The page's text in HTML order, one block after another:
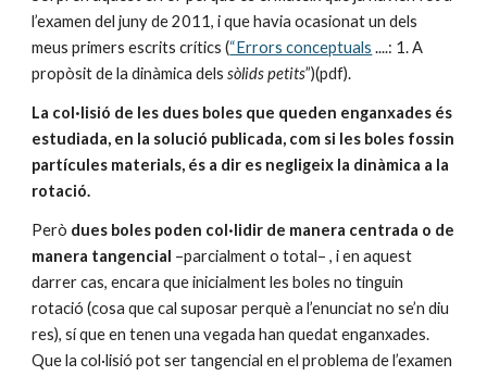
l’examen del juny de 2011, i que havia ocasionat un dels
meus primers escrits crítics (“Errors conceptuals ....: 1. A
propòsit de la dinàmica dels sòlids petits”)(pdf).
La col·lisió de les dues boles que queden enganxades és
estudiada, en la solució publicada, com si les boles fossin
partícules materials, és a dir es negligeix la dinàmica a la
rotació.
Però dues boles poden col·lidir de manera centrada o de
manera tangencial –parcialment o total– , i en aquest
darrer cas, encara que inicialment les boles no tinguin
rotació (cosa que cal suposar perquè a l’enunciat no se’n diu
res), sí que en tenen una vegada han quedat enganxades.
Que la col·lisió pot ser tangencial en el problema de l’examen